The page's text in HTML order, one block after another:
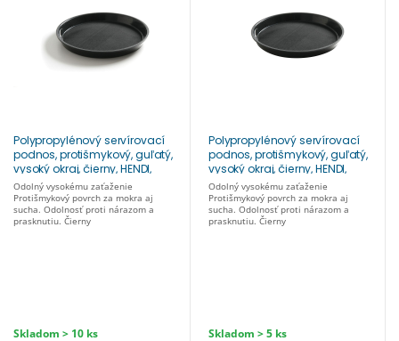
Polypropylénový servírovací
podnos, protišmykový, guľatý,
vysoký okraj, čierny, HENDI,
⌀360x(H)39mm Ø360 mm,
878408
Odolný vysokému zaťaženie
Protišmykový povrch za mokra aj
sucha. Odolnosť proti nárazom a
prasknutiu. Čierny
Skladom > 10 ks
Polypropylénový servírovací
podnos, protišmykový, guľatý,
vysoký okraj, čierny, HENDI,
⌀320x(H)37mm Ø320 mm,
878606
Odolný vysokému zaťaženie
Protišmykový povrch za mokra aj
sucha. Odolnosť proti nárazom a
prasknutiu. Čierny
Skladom > 5 ks